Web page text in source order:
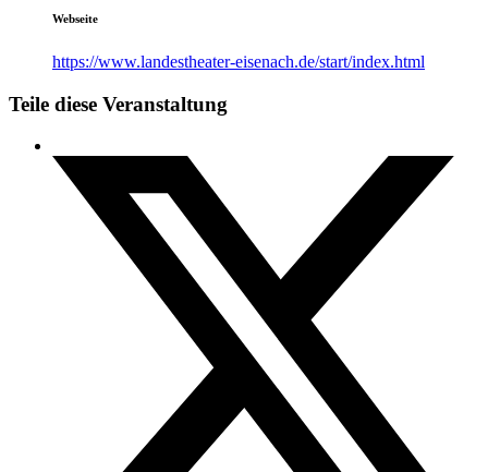
Webseite
https://www.landestheater-eisenach.de/start/index.html
Teile diese Veranstaltung